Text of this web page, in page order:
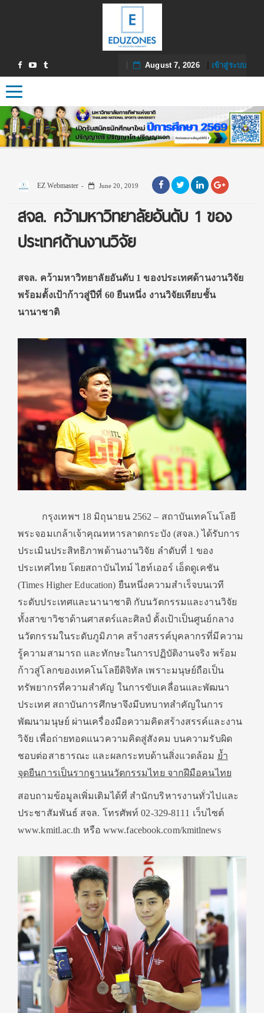
August 7, 2026| เข้าสู่ระบบ
Toggle navigation
EZ Webmaster June 20, 2019
สจล. คว้ามหาวิทยาลัยอันดับ 1 ของ
ประเทศด้านงานวิจัย
สจล. คว้ามหาวิทยาลัยอันดับ 1 ของประเทศด้านงานวิจัย
พร้อมตั้งเป้าก้าวสู่ปีที่ 60 ยืนหนึ่ง งานวิจัยเทียบชั้น
นานาชาติ
กรุงเทพฯ 18 มิถุนายน 2562 – สถาบันเทคโนโลยี
พระจอมเกล้าเจ้าคุณทหารลาดกระบัง (สจล.) ได้รับการ
ประเมินประสิทธิภาพด้านงานวิจัย ลำดับที่ 1 ของ
ประเทศไทย โดยสถาบันไทม์ ไฮท์เออร์ เอ็ดดูเคชัน
(Times Higher Education) ยืนหนึ่งความสำเร็จบนเวที
ระดับประเทศและนานาชาติ กับนวัตกรรมและงานวิจัย
ทั้งสาขาวิชาด้านศาสตร์และศิลป์ ตั้งเป้าเป็นศูนย์กลาง
นวัตกรรมในระดับภูมิภาค สร้างสรรค์บุคลากรที่มีความ
รู้ความสามารถ และทักษะในการปฏิบัติงานจริง พร้อม
ก้าวสู่โลกของเทคโนโลยีดิจิทัล เพราะมนุษย์ถือเป็น
ทรัพยากรที่ความสำคัญ ในการขับเคลื่อนและพัฒนา
ประเทศ สถาบันการศึกษาจึงมีบทบาทสำคัญในการ
พัฒนามนุษย์ ผ่านเครื่องมือความคิดสร้างสรรค์และงาน
วิจัย เพื่อถ่ายทอดแนวความคิดสู่สังคม บนความรับผิด
ชอบต่อสาธารณะ และผลกระทบด้านสิ่งแวดล้อม ย้ำ
จุดยืนการเป็นรากฐานนวัตกรรมไทย จากฝีมือคนไทย
สอบถามข้อมูลเพิ่มเติมได้ที่ สำนักบริหารงานทั่วไปและ
ประชาสัมพันธ์ สจล. โทรศัพท์ 02-329-8111 เว็บไซต์
www.kmitl.ac.th หรือ www.facebook.com/kmitlnews